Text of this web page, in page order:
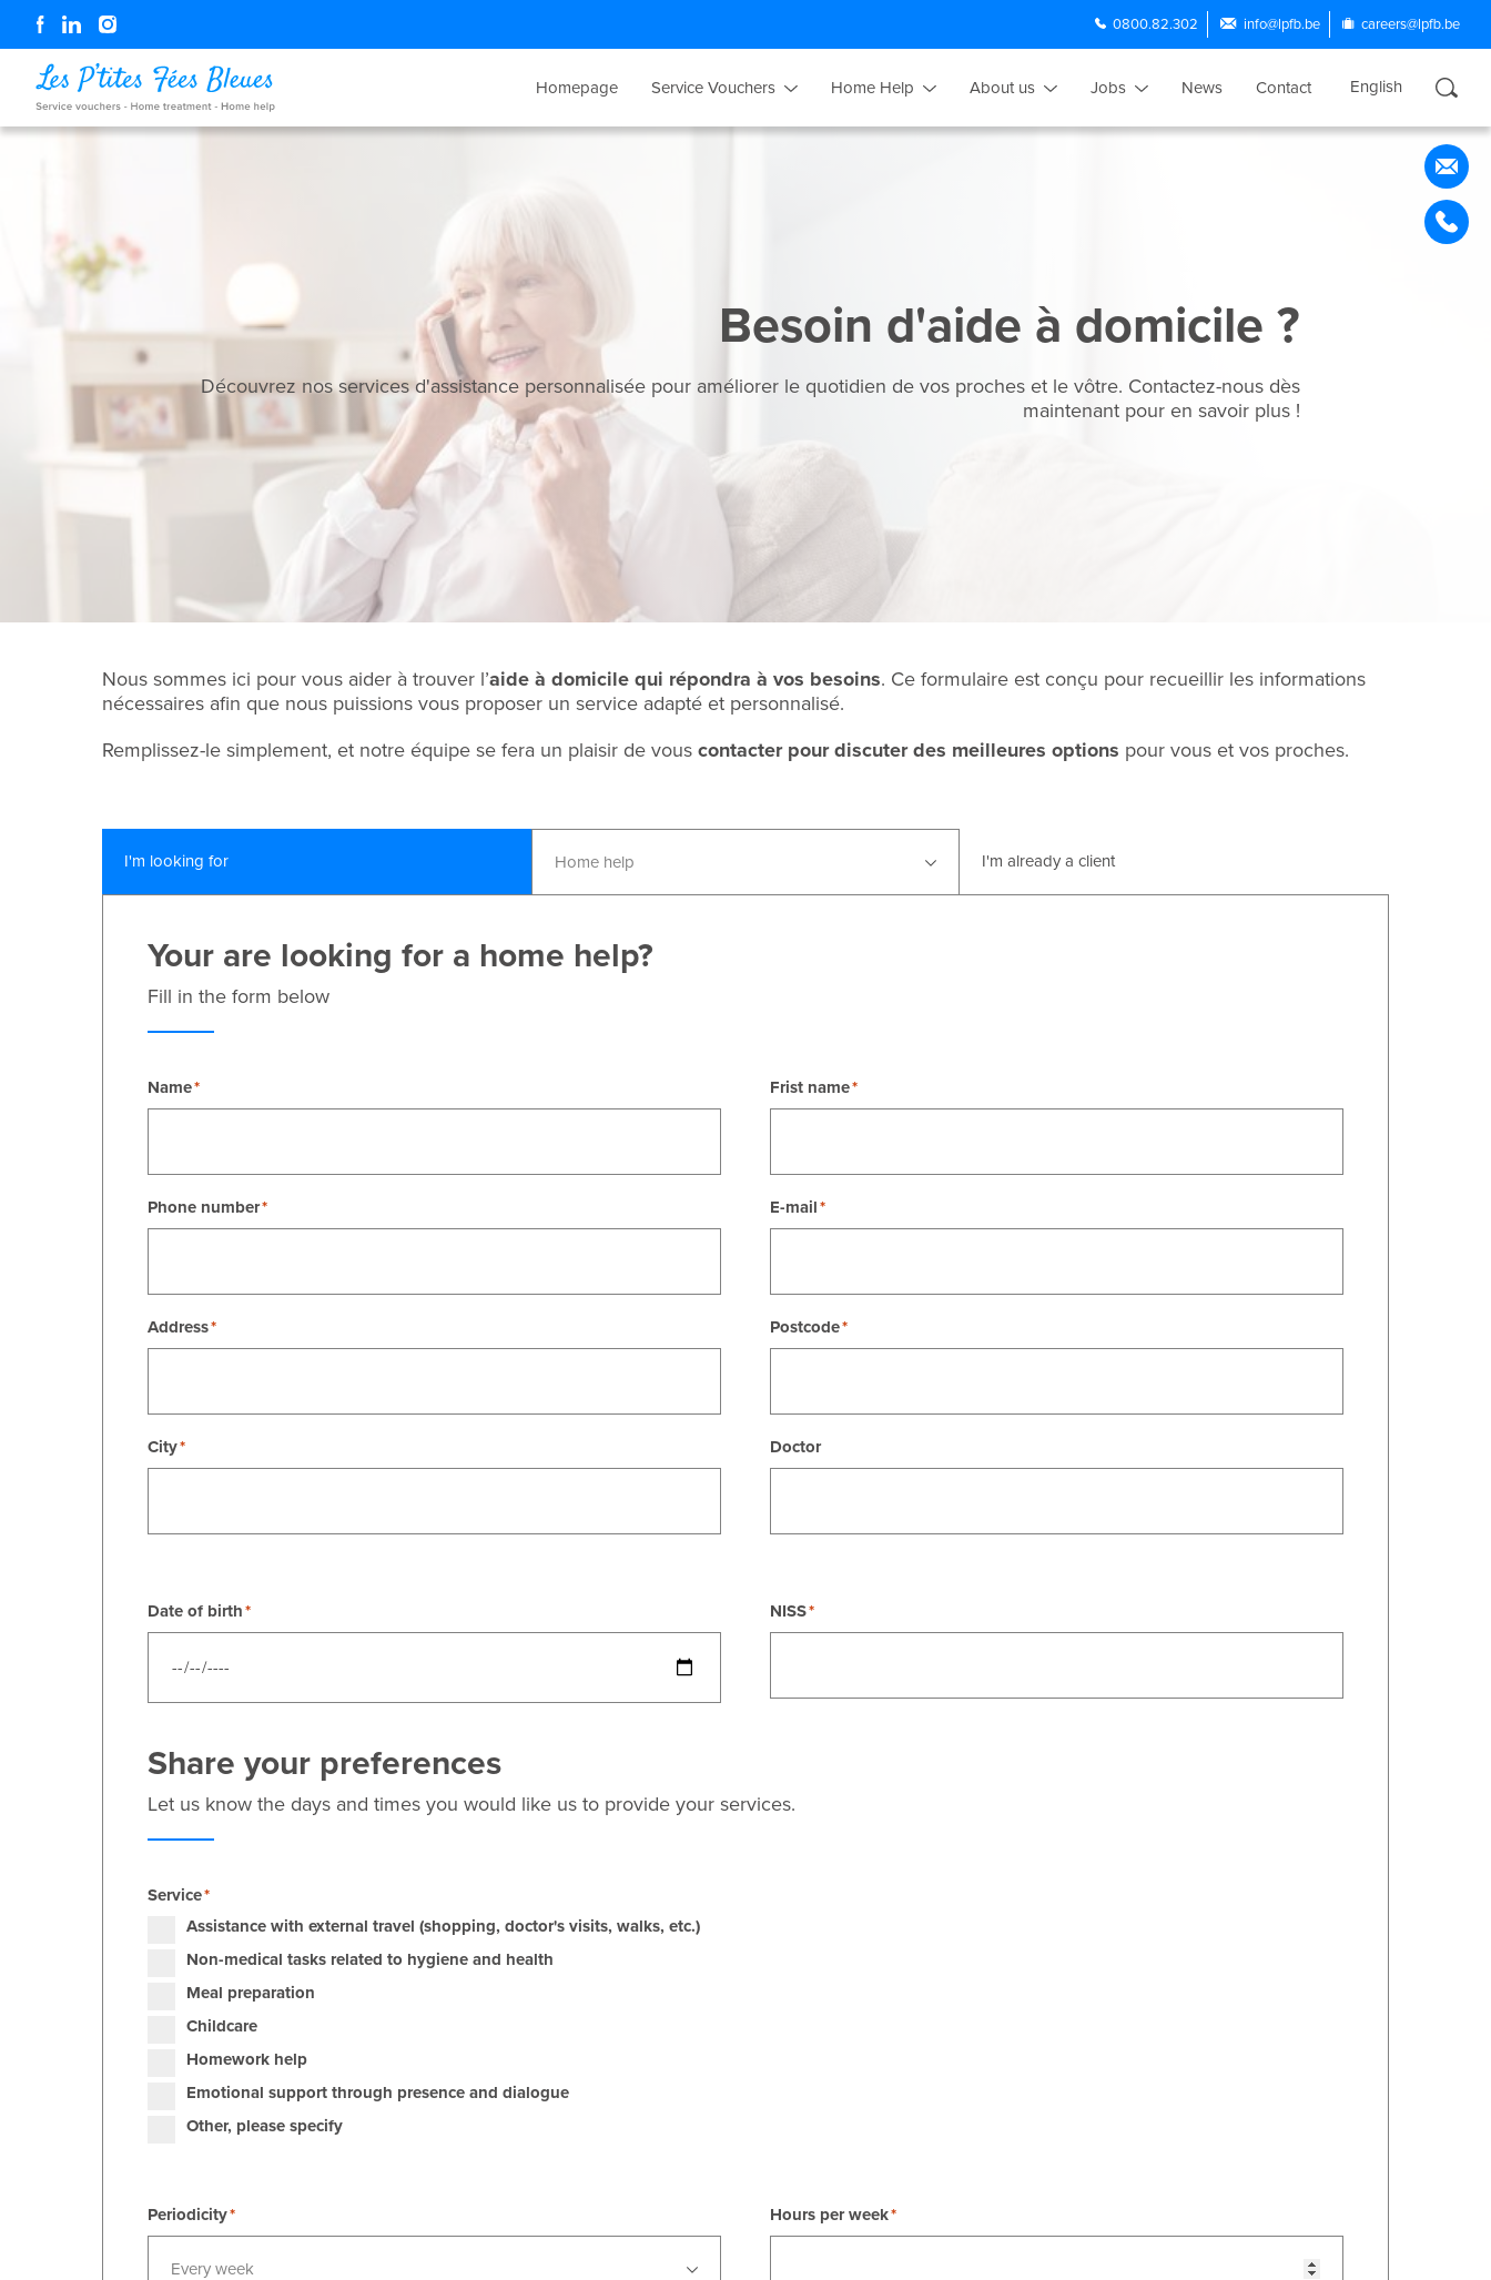
0800.82.302 info@lpfb.be careers@lpfb.be
Homepage Service Vouchers Home Help About us Jobs News Contact English
Français
Nederlands
Besoin d'aide à domicile ?
Découvrez nos services d'assistance personnalisée pour améliorer le quotidien de vos proches et le vôtre. Contactez-nous dès
maintenant pour en savoir plus !
Nous sommes ici pour vous aider à trouver l’aide à domicile qui répondra à vos besoins. Ce formulaire est conçu pour recueillir les informations
nécessaires afin que nous puissions vous proposer un service adapté et personnalisé.
Remplissez-le simplement, et notre équipe se fera un plaisir de vous contacter pour discuter des meilleures options pour vous et vos proches.
I'm looking for Home help I'm already a client
Your are looking for a home help?
Fill in the form below
Name Frist name
Phone number E-mail
Address Postcode
City Doctor
Date of birth NISS
Share your preferences
Let us know the days and times you would like us to provide your services.
Service
Assistance with external travel (shopping, doctor's visits, walks, etc.)
Non-medical tasks related to hygiene and health
Meal preparation
Childcare
Homework help
Emotional support through presence and dialogue
Other, please specify
Periodicity
Every week
Hours per week